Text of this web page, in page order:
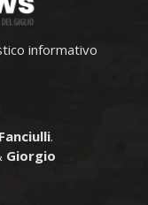
informativo
.
Giorgio